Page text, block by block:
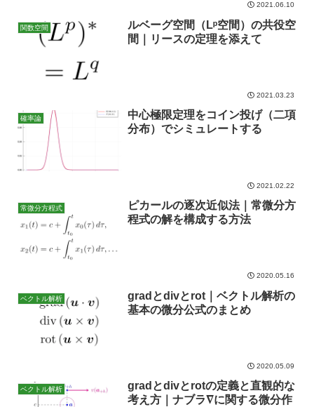
2021.06.10
関数空間
ルベーグ空間（Lᵖ空間）の共役空
間｜リースの定理を添えて
2021.03.23
確率論
中心極限定理をコイン投げ（二項
分布）でシミュレートする
2021.02.22
常微分方程式
ピカールの逐次近似法｜常微分方
程式の解を構成する方法
2020.05.16
ベクトル解析
gradとdivとrot｜ベクトル解析の
基本の微分公式のまとめ
2020.05.09
ベクトル解析
gradとdivとrotの定義と直観的な
考え方｜ナブラ∇に関する微分作